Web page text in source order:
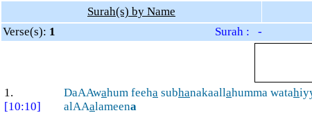
Surah(s) by Name
Verse(s): 1
Surah : -
1.
[10:10]
DaAAwahum feeha subhanakaallahumma watah
alAAalameena